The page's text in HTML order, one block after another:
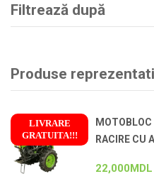
Filtrează după
Produse
LIVRARE
GRATUITA!!!
!
RACIRE CU
22,000MDL